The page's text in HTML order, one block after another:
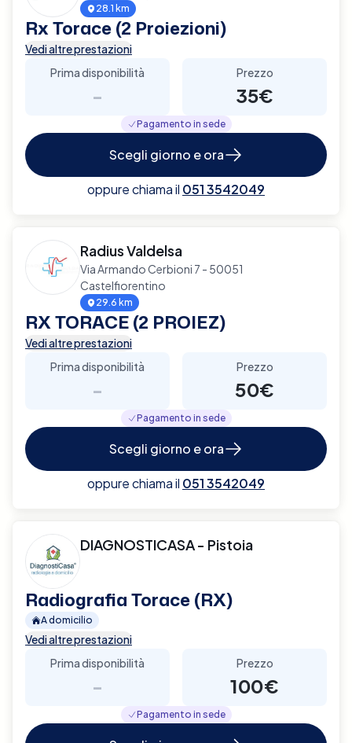
28.1 km
Rx Torace (2 Proiezioni)
Vedi altre prestazioni
Prima disponibilità
-
Prezzo
35€
Pagamento in sede
Scegli giorno e ora
oppure chiama il 051 3542049
Radius Valdelsa
Via Armando Cerbioni 7 - 50051
Castelfiorentino
29.6 km
RX TORACE (2 PROIEZ)
Vedi altre prestazioni
Prima disponibilità
-
Prezzo
50€
Pagamento in sede
Scegli giorno e ora
oppure chiama il 051 3542049
DIAGNOSTICASA - Pistoia
Radiografia Torace (RX)
A domicilio
Vedi altre prestazioni
Prima disponibilità
-
Prezzo
100€
Pagamento in sede